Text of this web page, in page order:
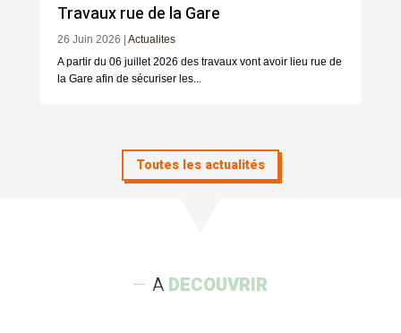
Travaux rue de la Gare
26 Juin 2026 | Actualites
A partir du 06 juillet 2026 des travaux vont avoir lieu rue de
la Gare afin de sécuriser les...
Toutes les actualités
A DECOUVRIR